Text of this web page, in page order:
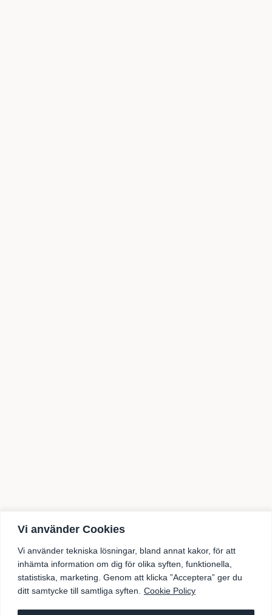
Vi använder Cookies
Vi använder tekniska lösningar, bland annat kakor, för att
inhämta information om dig för olika syften, funktionella,
statistiska, marketing. Genom att klicka ”Acceptera” ger du
ditt samtycke till samtliga syften.
Cookie Policy